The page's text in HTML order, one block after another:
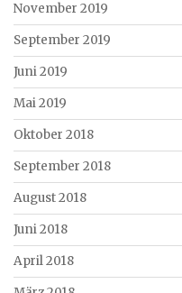
November 2019
September 2019
Juni 2019
Mai 2019
Oktober 2018
September 2018
August 2018
Juni 2018
April 2018